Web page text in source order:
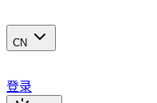
CN
登录